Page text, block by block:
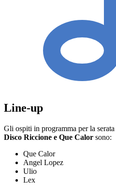
Line-up
Gli ospiti in programma per la serata
Disco Riccione e Que Calor sono:
Que Calor
Angel Lopez
Ulio
Lex